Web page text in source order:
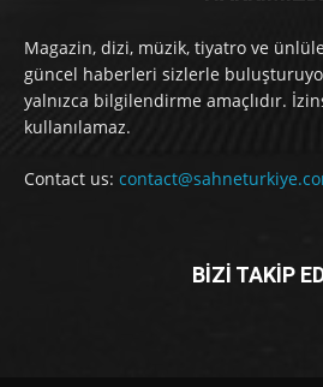
Magazin, dizi, müzik, tiyatro ve
güncel haberleri sizlerle
yalnızca bilgilendirme amaçlıdır.
kullanılamaz.
Contact us:
BİZİ TAKİP